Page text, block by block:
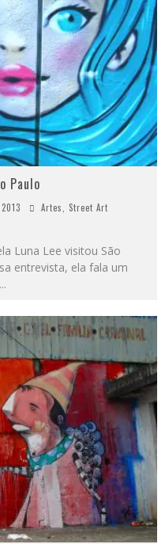
Paulo
Artes, Street Art
Luna Lee visitou São
entrevista, ela fala um
...